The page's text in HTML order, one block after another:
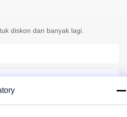
diskon dan banyak lagi.